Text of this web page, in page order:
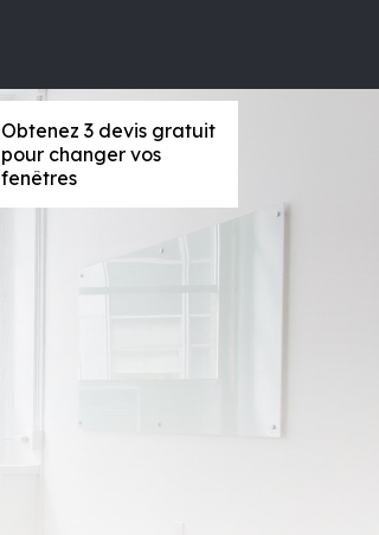
Obtenez 3 devis gratuit
pour changer vos
fenêtres